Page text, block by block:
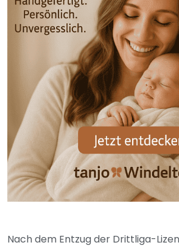
Nach dem Entzug der Drittliga-